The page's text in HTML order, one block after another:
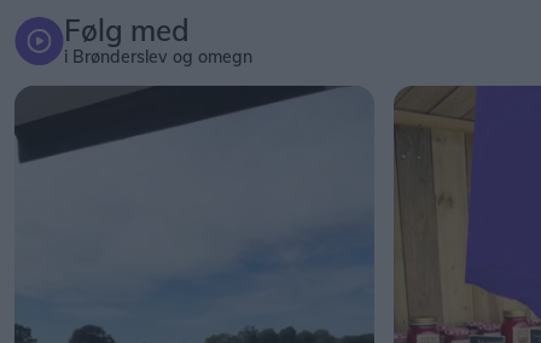
Følg med
i Brønderslev og omegn